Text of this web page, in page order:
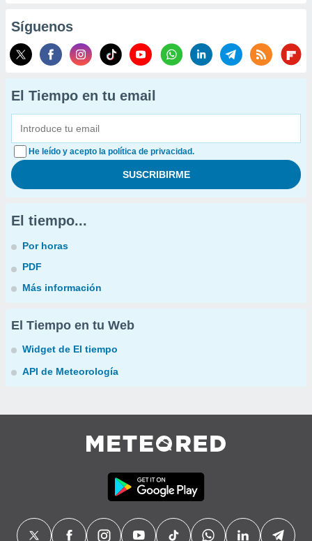
Síguenos
El Tiempo en tu email
He leído y acepto la política de privacidad.
El tiempo...
Por horas
PDF
Más información
El Tiempo en tu Web
Widget de El tiempo
API de Meteorología